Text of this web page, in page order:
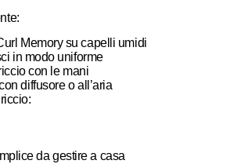
Memory su capelli umidi
in modo uniforme
con le mani
diffusore o all’aria
da gestire a casa